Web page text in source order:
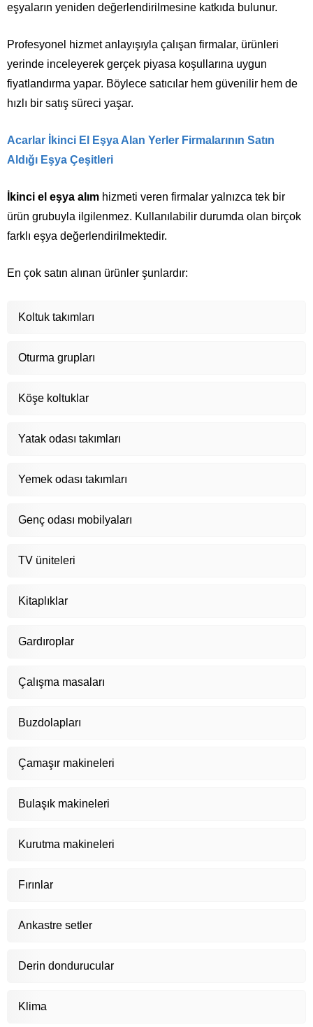
eşyaların yeniden değerlendirilmesine katkıda bulunur.
Profesyonel hizmet anlayışıyla çalışan firmalar, ürünleri
yerinde inceleyerek gerçek piyasa koşullarına uygun
fiyatlandırma yapar. Böylece satıcılar hem güvenilir hem de
hızlı bir satış süreci yaşar.
Acarlar İkinci El Eşya Alan Yerler Firmalarının Satın
Aldığı Eşya Çeşitleri
İkinci el eşya alım hizmeti veren firmalar yalnızca tek bir
ürün grubuyla ilgilenmez. Kullanılabilir durumda olan birçok
farklı eşya değerlendirilmektedir.
En çok satın alınan ürünler şunlardır:
Koltuk takımları
Oturma grupları
Köşe koltuklar
Yatak odası takımları
Yemek odası takımları
Genç odası mobilyaları
TV üniteleri
Kitaplıklar
Gardıroplar
Çalışma masaları
Buzdolapları
Çamaşır makineleri
Bulaşık makineleri
Kurutma makineleri
Fırınlar
Ankastre setler
Derin dondurucular
Klima